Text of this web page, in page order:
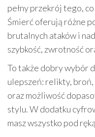
pełny przekrój tego,
Śmierć oferują różne
brutalnych ataków i
szybkość, zwrotność
To także dobry wybór
ulepszeń: relikty,
oraz możliwość
stylu. W dodatku
masz wszystko pod